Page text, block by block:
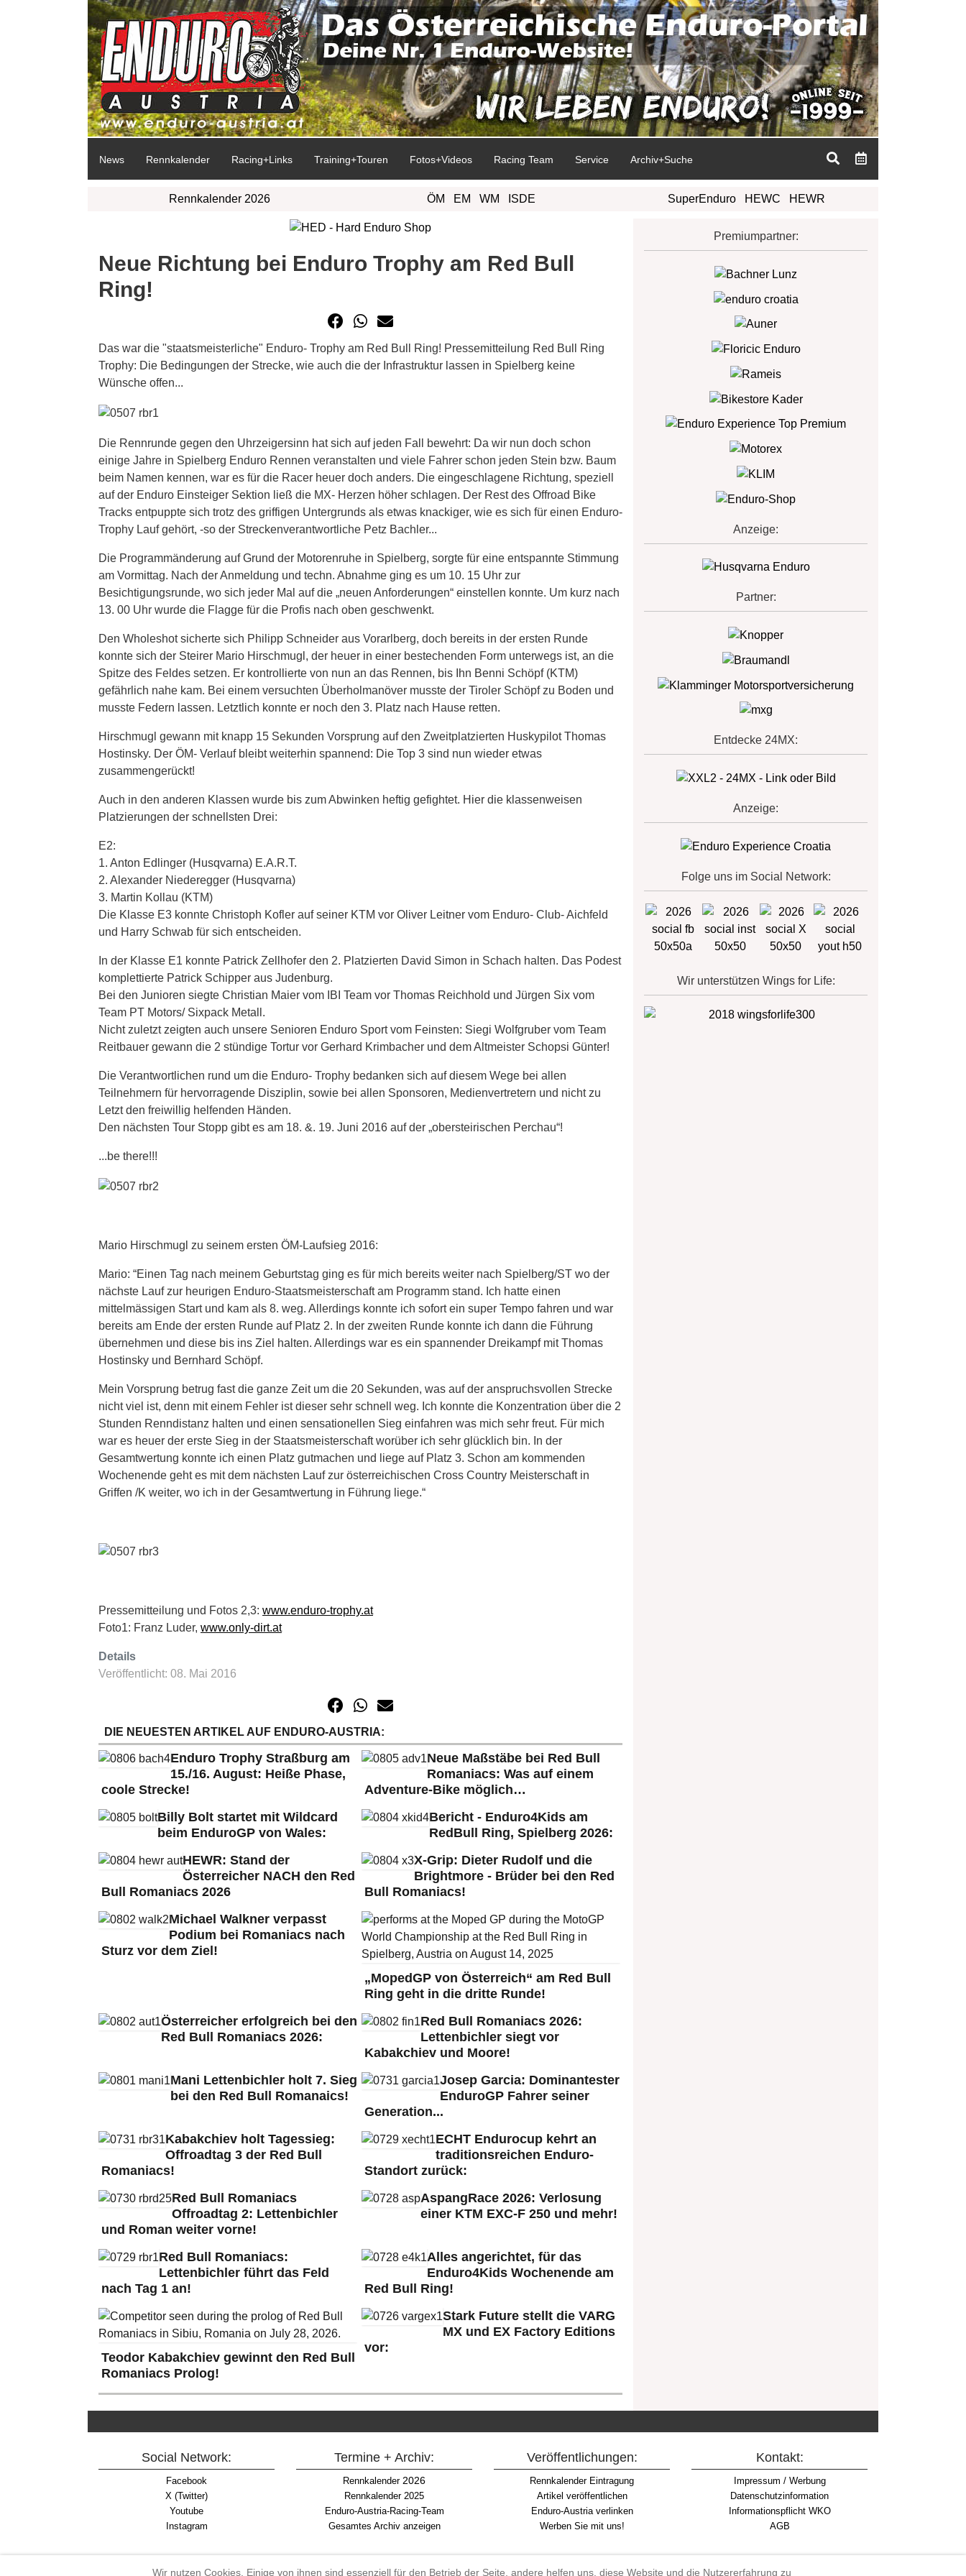
News Rennkalender Racing+Links Training+Touren Fotos+Videos Racing Team Service Archiv+Suche
Rennkalender 2026 ÖM EM WM ISDE SuperEnduro HEWC HEWR
Neue Richtung bei Enduro Trophy am Red Bull
Ring!
Das war die "staatsmeisterliche" Enduro- Trophy am Red Bull Ring! Pressemitteilung Red Bull Ring
Trophy: Die Bedingungen der Strecke, wie auch die der Infrastruktur lassen in Spielberg keine
Wünsche offen...
Die Rennrunde gegen den Uhrzeigersinn hat sich auf jeden Fall bewehrt: Da wir nun doch schon
einige Jahre in Spielberg Enduro Rennen veranstalten und viele Fahrer schon jeden Stein bzw. Baum
beim Namen kennen, war es für die Racer heuer doch anders. Die eingeschlagene Richtung, speziell
auf der Enduro Einsteiger Sektion ließ die MX- Herzen höher schlagen. Der Rest des Offroad Bike
Tracks entpuppte sich trotz des griffigen Untergrunds als etwas knackiger, wie es sich für einen Enduro-
Trophy Lauf gehört, -so der Streckenverantwortliche Petz Bachler...
Die Programmänderung auf Grund der Motorenruhe in Spielberg, sorgte für eine entspannte Stimmung
am Vormittag. Nach der Anmeldung und techn. Abnahme ging es um 10. 15 Uhr zur
Besichtigungsrunde, wo sich jeder Mal auf die „neuen Anforderungen“ einstellen konnte. Um kurz nach
13. 00 Uhr wurde die Flagge für die Profis nach oben geschwenkt.
Den Wholeshot sicherte sich Philipp Schneider aus Vorarlberg, doch bereits in der ersten Runde
konnte sich der Steirer Mario Hirschmugl, der heuer in einer bestechenden Form unterwegs ist, an die
Spitze des Feldes setzen. Er kontrollierte von nun an das Rennen, bis Ihn Benni Schöpf (KTM)
gefährlich nahe kam. Bei einem versuchten Überholmanöver musste der Tiroler Schöpf zu Boden und
musste Federn lassen. Letztlich konnte er noch den 3. Platz nach Hause retten.
Hirschmugl gewann mit knapp 15 Sekunden Vorsprung auf den Zweitplatzierten Huskypilot Thomas
Hostinsky. Der ÖM- Verlauf bleibt weiterhin spannend: Die Top 3 sind nun wieder etwas
zusammengerückt!
Auch in den anderen Klassen wurde bis zum Abwinken heftig gefightet. Hier die klassenweisen
Platzierungen der schnellsten Drei:
E2:
1. Anton Edlinger (Husqvarna) E.A.R.T.
2. Alexander Niederegger (Husqvarna)
3. Martin Kollau (KTM)
Die Klasse E3 konnte Christoph Kofler auf seiner KTM vor Oliver Leitner vom Enduro- Club- Aichfeld
und Harry Schwab für sich entscheiden.
In der Klasse E1 konnte Patrick Zellhofer den 2. Platzierten David Simon in Schach halten. Das Podest
komplettierte Patrick Schipper aus Judenburg.
Bei den Junioren siegte Christian Maier vom IBI Team vor Thomas Reichhold und Jürgen Six vom
Team PT Motors/ Sixpack Metall.
Nicht zuletzt zeigten auch unsere Senioren Enduro Sport vom Feinsten: Siegi Wolfgruber vom Team
Reitbauer gewann die 2 stündige Tortur vor Gerhard Krimbacher und dem Altmeister Schopsi Günter!
Die Verantwortlichen rund um die Enduro- Trophy bedanken sich auf diesem Wege bei allen
Teilnehmern für hervorragende Disziplin, sowie bei allen Sponsoren, Medienvertretern und nicht zu
Letzt den freiwillig helfenden Händen.
Den nächsten Tour Stopp gibt es am 18. &. 19. Juni 2016 auf der „obersteirischen Perchau“!
...be there!!!
Mario Hirschmugl zu seinem ersten ÖM-Laufsieg 2016:
Mario: “Einen Tag nach meinem Geburtstag ging es für mich bereits weiter nach Spielberg/ST wo der
nächste Lauf zur heurigen Enduro-Staatsmeisterschaft am Programm stand. Ich hatte einen
mittelmässigen Start und kam als 8. weg. Allerdings konnte ich sofort ein super Tempo fahren und war
bereits am Ende der ersten Runde auf Platz 2. In der zweiten Runde konnte ich dann die Führung
übernehmen und diese bis ins Ziel halten. Allerdings war es ein spannender Dreikampf mit Thomas
Hostinsky und Bernhard Schöpf.
Mein Vorsprung betrug fast die ganze Zeit um die 20 Sekunden, was auf der anspruchsvollen Strecke
nicht viel ist, denn mit einem Fehler ist dieser sehr schnell weg. Ich konnte die Konzentration über die 2
Stunden Renndistanz halten und einen sensationellen Sieg einfahren was mich sehr freut. Für mich
war es heuer der erste Sieg in der Staatsmeisterschaft worüber ich sehr glücklich bin. In der
Gesamtwertung konnte ich einen Platz gutmachen und liege auf Platz 3. Schon am kommenden
Wochenende geht es mit dem nächsten Lauf zur österreichischen Cross Country Meisterschaft in
Griffen /K weiter, wo ich in der Gesamtwertung in Führung liege.“
Pressemitteilung und Fotos 2,3: www.enduro-trophy.at
Foto1: Franz Luder, www.only-dirt.at
Details
Veröffentlicht: 08. Mai 2016
DIE NEUESTEN ARTIKEL AUF ENDURO-AUSTRIA:
Enduro Trophy Straßburg am
15./16. August: Heiße Phase,
coole Strecke!
Neue Maßstäbe bei Red Bull
Romaniacs: Was auf einem
Adventure-Bike möglich…
Billy Bolt startet mit Wildcard
beim EnduroGP von Wales:
Bericht - Enduro4Kids am
RedBull Ring, Spielberg 2026:
HEWR: Stand der
Österreicher NACH den Red
Bull Romaniacs 2026
X-Grip: Dieter Rudolf und die
Brightmore - Brüder bei den Red
Bull Romaniacs!
Michael Walkner verpasst
Podium bei Romaniacs nach
Sturz vor dem Ziel!
„MopedGP von Österreich“ am Red Bull
Ring geht in die dritte Runde!
Österreicher erfolgreich bei den
Red Bull Romaniacs 2026:
Red Bull Romaniacs 2026:
Lettenbichler siegt vor
Kabakchiev und Moore!
Mani Lettenbichler holt 7. Sieg
bei den Red Bull Romanaics!
Josep Garcia: Dominantester
EnduroGP Fahrer seiner
Generation...
Kabakchiev holt Tagessieg:
Offroadtag 3 der Red Bull
Romaniacs!
ECHT Endurocup kehrt an
traditionsreichen Enduro-
Standort zurück:
Red Bull Romaniacs
Offroadtag 2: Lettenbichler
und Roman weiter vorne!
AspangRace 2026: Verlosung
einer KTM EXC-F 250 und mehr!
Red Bull Romaniacs:
Lettenbichler führt das Feld
nach Tag 1 an!
Alles angerichtet, für das
Enduro4Kids Wochenende am
Red Bull Ring!
Teodor Kabakchiev gewinnt den Red Bull
Romaniacs Prolog!
Stark Future stellt die VARG
MX und EX Factory Editions
vor:
Premiumpartner:
Anzeige:
Partner:
Entdecke 24MX:
Anzeige:
Folge uns im Social Network:
Wir unterstützen Wings for Life:
Social Network:
Facebook
X (Twitter)
Youtube
Instagram
Termine + Archiv:
Rennkalender2026
Rennkalender 2025
Enduro-Austria-Racing-Team
Gesamtes Archiv anzeigen
Veröffentlichungen:
Rennkalender Eintragung
Artikel veröffentlichen
Enduro-Austria verlinken
Werben Sie mit uns!
Kontakt:
Impressum / Werbung
Datenschutzinformation
Informationspflicht WKO
AGB
Wir nutzen Cookies. Einige von ihnen sind essenziell für den Betrieb der Seite, andere helfen uns, diese Website und die Nutzererfahrung zu